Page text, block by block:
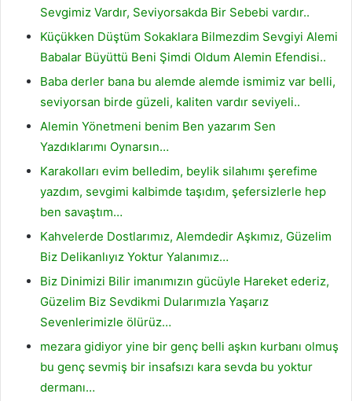
Sevgimiz Vardır, Seviyorsakda Bir Sebebi vardır..
Küçükken Düştüm Sokaklara Bilmezdim Sevgiyi Alemi
Babalar Büyüttü Beni Şimdi Oldum Alemin Efendisi..
Baba derler bana bu alemde alemde ismimiz var belli,
seviyorsan birde güzeli, kaliten vardır seviyeli..
Alemin Yönetmeni benim Ben yazarım Sen
Yazdıklarımı Oynarsın…
Karakolları evim belledim, beylik silahımı şerefime
yazdım, sevgimi kalbimde taşıdım, şefersizlerle hep
ben savaştım…
Kahvelerde Dostlarımız, Alemdedir Aşkımız, Güzelim
Biz Delikanlıyız Yoktur Yalanımız…
Biz Dinimizi Bilir imanımızın gücüyle Hareket ederiz,
Güzelim Biz Sevdikmi Dularımızla Yaşarız
Sevenlerimizle ölürüz…
mezara gidiyor yine bir genç belli aşkın kurbanı olmuş
bu genç sevmiş bir insafsızı kara sevda bu yoktur
dermanı…